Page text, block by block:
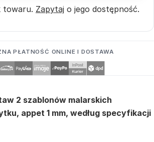
towaru. Zapytaj o jego dostępność.
PŁATNOŚĆ ONLINE I DOSTAWA
2 szablonów malarskich
appet 1 mm, według specyfikacji